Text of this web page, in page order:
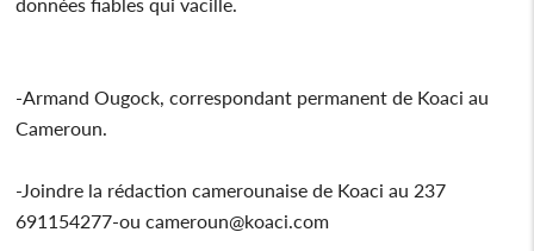
-Armand Ougock, correspondant permanent de Koaci au
Cameroun.
-Joindre la rédaction camerounaise de Koaci au 237
691154277-ou cameroun@koaci.com